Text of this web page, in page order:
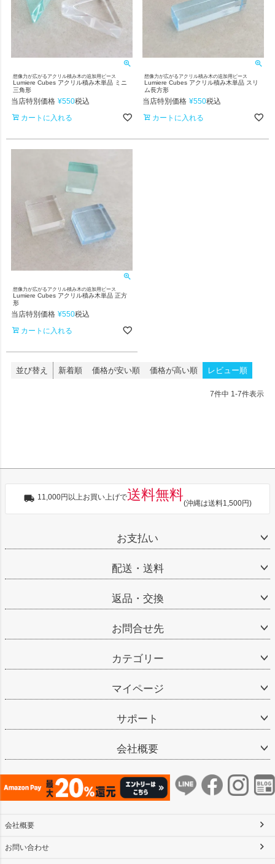
想像力が広がるアクリル積み木の追加用ピース
Lumiere Cubes アクリル積み木単品 ミニ
三角形
当店特別価格 ¥550税込
カートに入れる
想像力が広がるアクリル積み木の追加用ピース
Lumiere Cubes アクリル積み木単品 スリ
ム長方形
当店特別価格 ¥550税込
カートに入れる
想像力が広がるアクリル積み木の追加用ピース
Lumiere Cubes アクリル積み木単品 正方
形
当店特別価格 ¥550税込
カートに入れる
並び替え 新着順 価格が安い順 価格が高い順 レビュー順
7件中 1-7件表示
11,000円以上お買い上げで送料無料
(沖縄は送料1,500円)
お支払い
配送・送料
返品・交換
お問合せ先
カテゴリー
マイページ
サポート
会社概要
会社概要
お問い合わせ